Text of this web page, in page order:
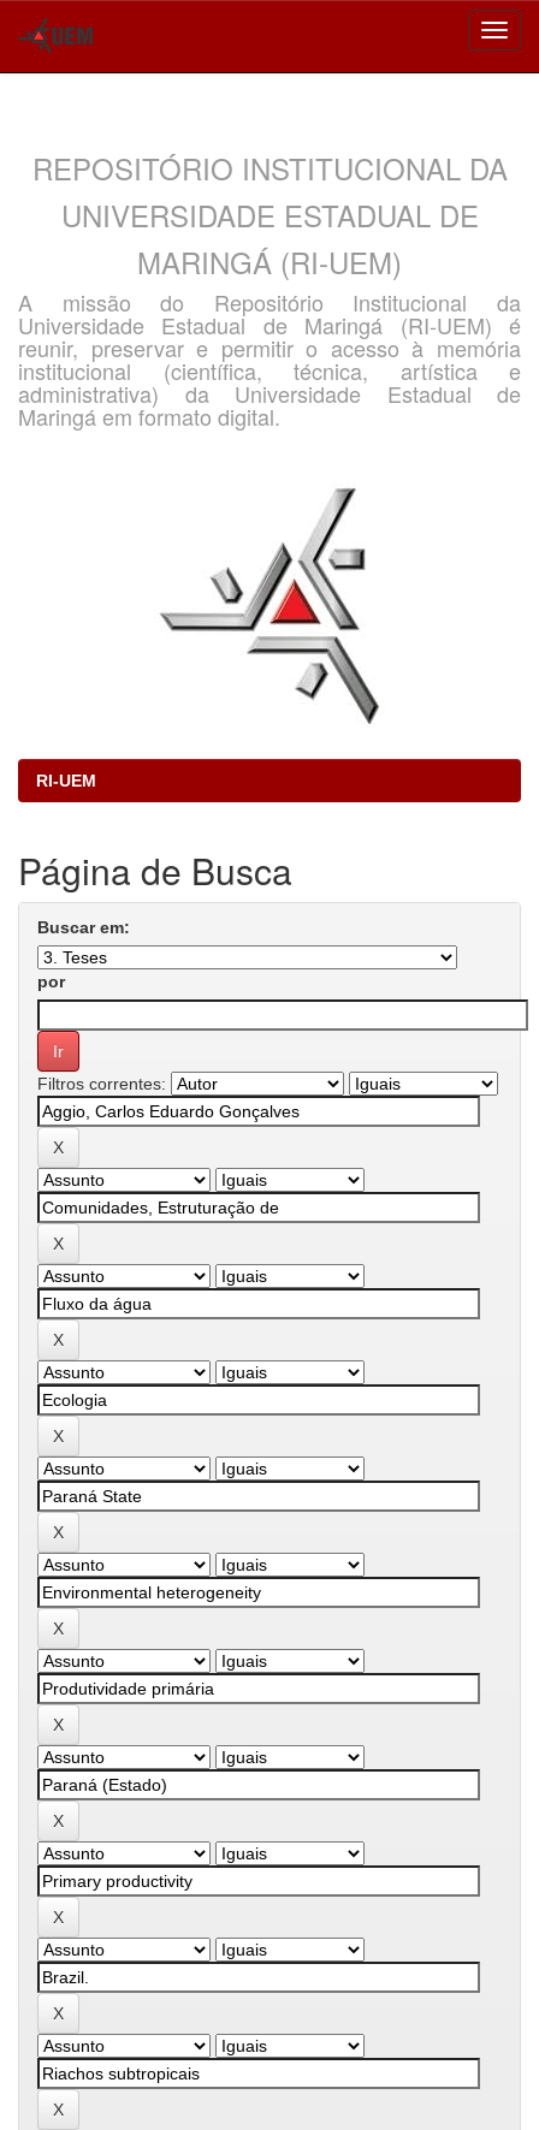
REPOSITÓRIO INSTITUCIONAL DA
UNIVERSIDADE ESTADUAL DE
MARINGÁ (RI-UEM)
A missão do Repositório Institucional da
Universidade Estadual de Maringá (RI-UEM) é
reunir, preservar e permitir o acesso à memória
institucional (científica, técnica, artística e
administrativa) da Universidade Estadual de
Maringá em formato digital.
RI-UEM
Página de Busca
Buscar em:
por
Filtros correntes: